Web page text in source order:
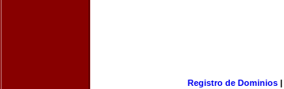
Registro de Dominios|